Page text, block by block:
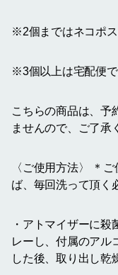
※2個まではネコポス
※3個以上は宅配便で
こちらの商品は、予
ませんので、ご了承
〈ご使用方法〉 ＊
ば、毎回洗って頂く
・アトマイザーに
レーし、付属のアル
した後、取り出し乾